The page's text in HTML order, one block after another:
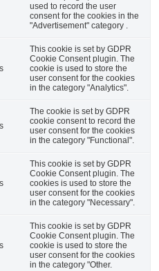
used to record the user
consent for the cookies in the
"Advertisement" category .
This cookie is set by GDPR
Cookie Consent plugin. The
cookie is used to store the
user consent for the cookies
in the category "Analytics".
The cookie is set by GDPR
cookie consent to record the
user consent for the cookies
in the category "Functional".
This cookie is set by GDPR
Cookie Consent plugin. The
cookies is used to store the
user consent for the cookies
in the category "Necessary".
This cookie is set by GDPR
Cookie Consent plugin. The
cookie is used to store the
user consent for the cookies
in the category "Other.